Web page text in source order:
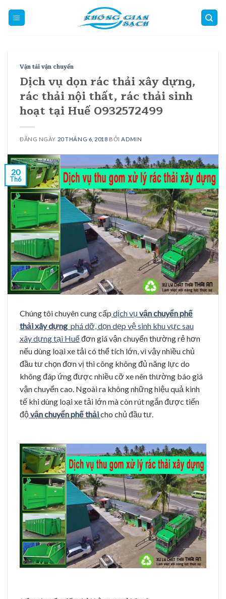
Vận tải vận chuyển
Dịch vụ dọn rác thải xây dựng,
rác thải nội thất, rác thải sinh
hoạt tại Huế 0932572499
ĐĂNG NGÀY 20 THÁNG 6, 2018 BỞI ADMIN
20
Th6
Chúng tôi chuyên cung cấp dịch vụ vận chuyển phế
thải xây dựng phá dỡ, dọn dẹp vệ sinh khu vực sau
xây dựng tại Huếđơn giá vận chuyển thường rẻ hơn
nếu dùng loại xe tải có thể tích lớn, vì vậy nhiều chủ
đầu tư chọn đơn vị thi công không đủ năng lực do
không đáp ứng được nhiều cỡ xe nên thường báo giá
vận chuyển cao. Ngoài ra không những hiệu quả kinh
tế khi dùng loại xe tải lớn mà còn rút ngắn được tiến
độvận chuyển phế thảicho chủ đầu tư.